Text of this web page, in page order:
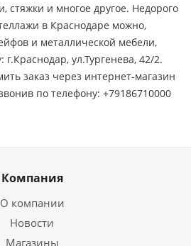
стяжки и многое другое. Недорого
в Краснодаре можно,
и металлической мебели,
ул.Тургенева, 42/2.
заказ через интернет-магазин
по телефону: +79186710000
Компания
О компании
Новости
Магазины